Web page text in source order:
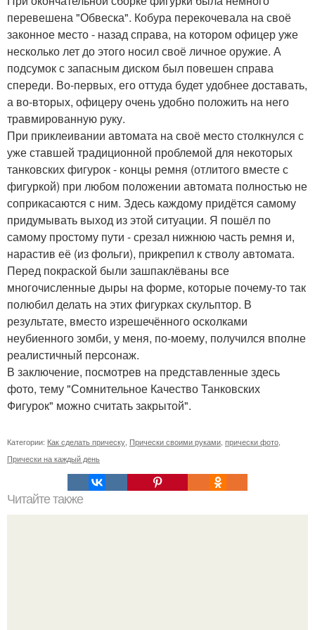
перевешена "Обвеска". Кобура перекочевала на своё
законное место - назад справа, на котором офицер уже
несколько лет до этого носил своё личное оружие. А
подсумок с запасным диском был повешен справа
спереди. Во-первых, его оттуда будет удобнее доставать,
а во-вторых, офицеру очень удобно положить на него
травмированную руку.
При приклеивании автомата на своё место столкнулся с
уже ставшей традиционной проблемой для некоторых
танковских фигурок - концы ремня (отлитого вместе с
фигуркой) при любом положении автомата полностью не
соприкасаются с ним. Здесь каждому придётся самому
придумывать выход из этой ситуации. Я пошёл по
самому простому пути - срезал нижнюю часть ремня и,
нарастив её (из фольги), прикрепил к стволу автомата.
Перед покраской были зашпаклёваны все
многочисленные дыры на форме, которые почему-то так
полюбил делать на этих фигурках скульптор. В
результате, вместо изрешечённого осколками
неубиенного зомби, у меня, по-моему, получился вполне
реалистичный персонаж.
В заключение, посмотрев на представленные здесь
фото, тему "Сомнительное Качество Танковских
Фигурок" можно считать закрытой".
Категории: Как сделать прическу Прически своими руками прически фото
Прически на каждый день
Читайте также